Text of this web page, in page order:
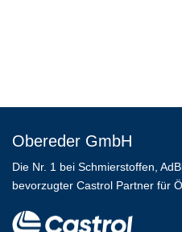
Obereder GmbH
Die Nr. 1 bei Schmierstoffen,
bevorzugter Castrol Partner für